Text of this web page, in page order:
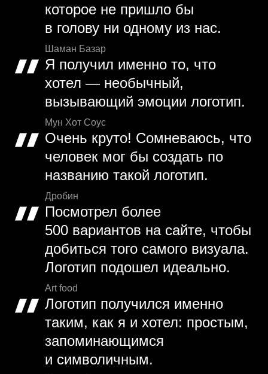
которое не пришло бы
в голову ни одному из нас.
Шаман Базар
Я получил именно то, что
хотел — необычный,
вызывающий эмоции логотип.
Мун Хот Соус
Очень круто! Сомневаюсь, что
человек мог бы создать по
названию такой логотип.
Дробин
Посмотрел более
500 вариантов на сайте, чтобы
добиться того самого визуала.
Логотип подошел идеально.
Art food
Логотип получился именно
таким, как я и хотел: простым,
запоминающимся
и символичным.